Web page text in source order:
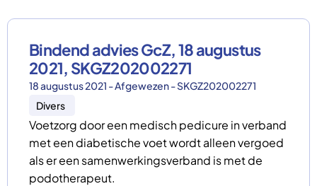
Bindend advies GcZ, 18 augustus
2021, SKGZ202002271
18 augustus 2021 - Afgewezen - SKGZ202002271
Divers
Voetzorg door een medisch pedicure in verband
met een diabetische voet wordt alleen vergoed
als er een samenwerkingsverband is met de
podotherapeut.